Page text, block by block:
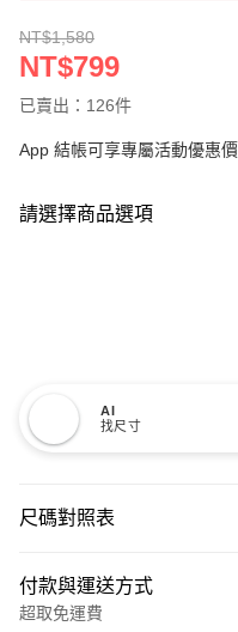
NT$1,580
NT$799
已賣出：126件
App 結帳可享專屬活動優惠價
請選擇商品選項
AI
找尺寸
尺碼對照表
付款與運送方式
超取免運費